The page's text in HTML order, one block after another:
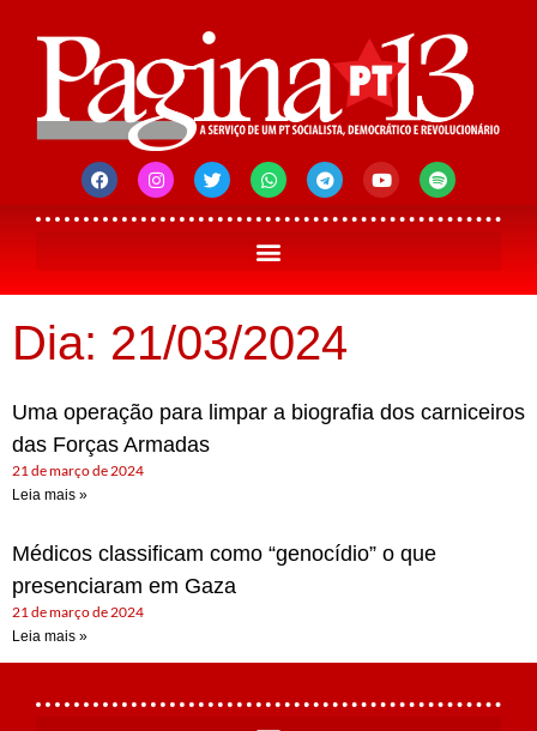
Dia: 21/03/2024
Uma operação para limpar a biografia dos carniceiros
das Forças Armadas
21 de março de 2024
Leia mais »
Médicos classificam como “genocídio” o que
presenciaram em Gaza
21 de março de 2024
Leia mais »